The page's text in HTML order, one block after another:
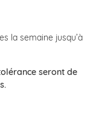
la semaine jusqu’à
seront de